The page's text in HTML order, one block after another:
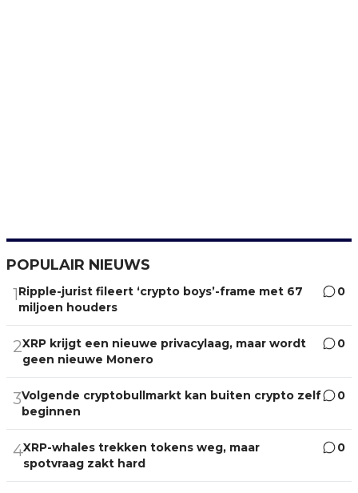
POPULAIR NIEUWS
1Ripple-jurist fileert ‘crypto boys’-frame met 67
miljoen houders
0
2XRP krijgt een nieuwe privacylaag, maar wordt
geen nieuwe Monero
0
3Volgende cryptobullmarkt kan buiten crypto zelf
beginnen
0
4XRP-whales trekken tokens weg, maar
spotvraag zakt hard
0